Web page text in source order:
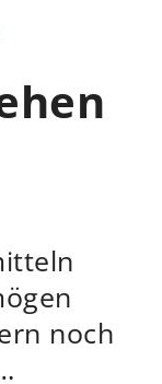
noch